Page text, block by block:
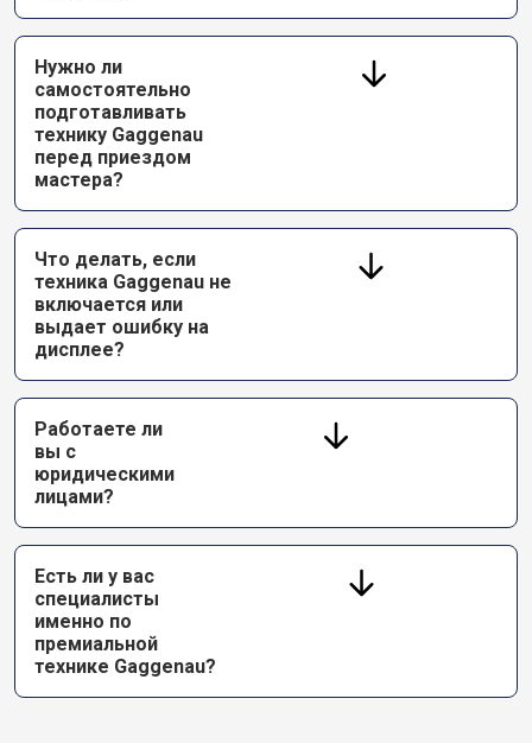
Нужно ли
самостоятельно
подготавливать
технику Gaggenau
перед приездом
мастера?
Что делать, если
техника Gaggenau не
включается или
выдает ошибку на
дисплее?
Работаете ли
вы с
юридическими
лицами?
Есть ли у вас
специалисты
именно по
премиальной
технике Gaggenau?